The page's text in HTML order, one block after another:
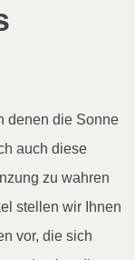
denen die Sonne
auch diese
zu wahren
stellen wir Ihnen
vor, die sich